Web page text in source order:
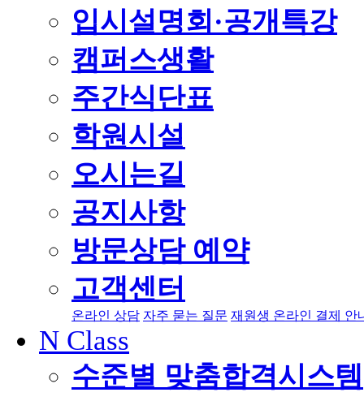
입시설명회·공개특강
캠퍼스생활
주간식단표
학원시설
오시는길
공지사항
방문상담 예약
고객센터
온라인 상담 자주 묻는 질문 재원생 온라인 결제 안
N Class
수준별 맞춤합격시스템